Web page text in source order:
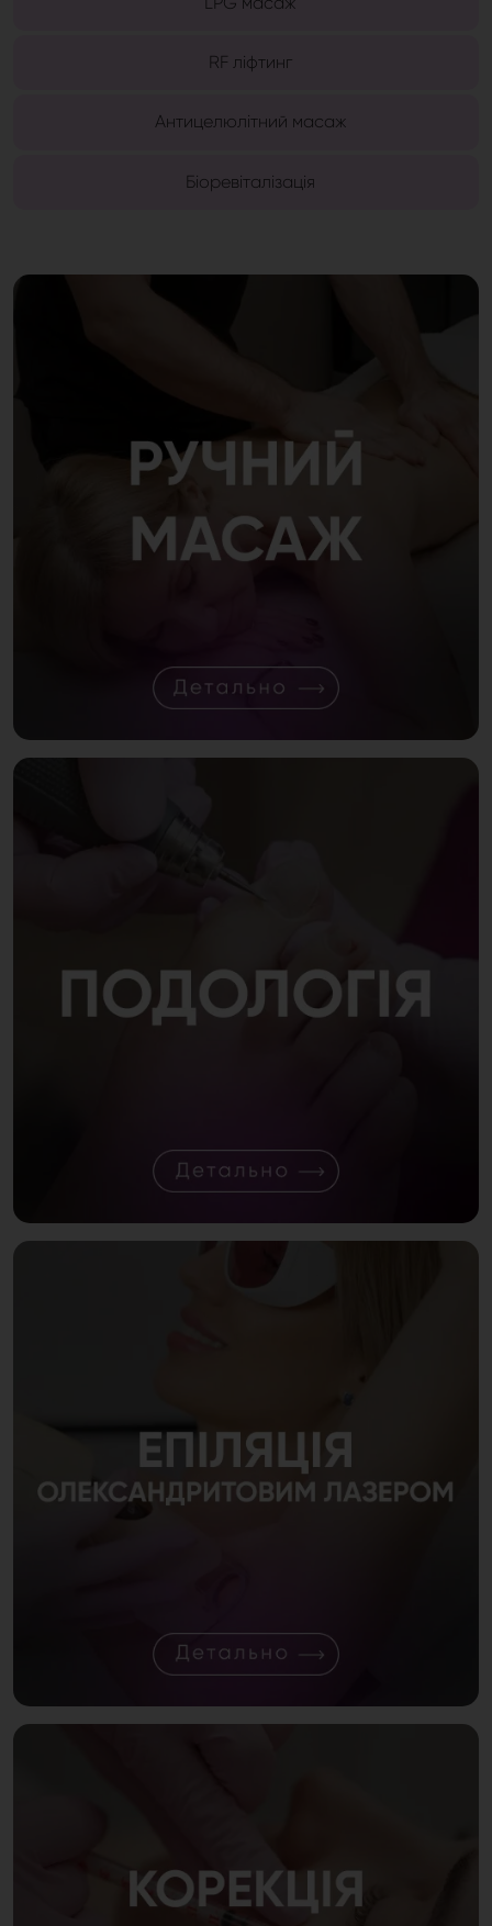
RF ліфтинг
Антицелюлітний масаж
Біоревіталізація